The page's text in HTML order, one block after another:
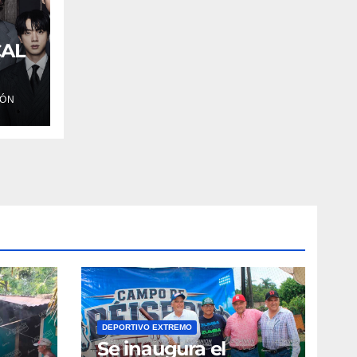
DEPORTIVO EXTREMO
Se inaugura el